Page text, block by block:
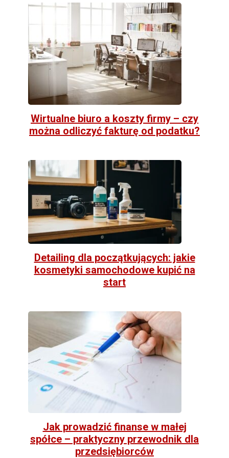
Wirtualne biuro a koszty firmy – czy
można odliczyć fakturę od podatku?
Detailing dla początkujących: jakie
kosmetyki samochodowe kupić na
start
Jak prowadzić finanse w małej
spółce – praktyczny przewodnik dla
przedsiębiorców